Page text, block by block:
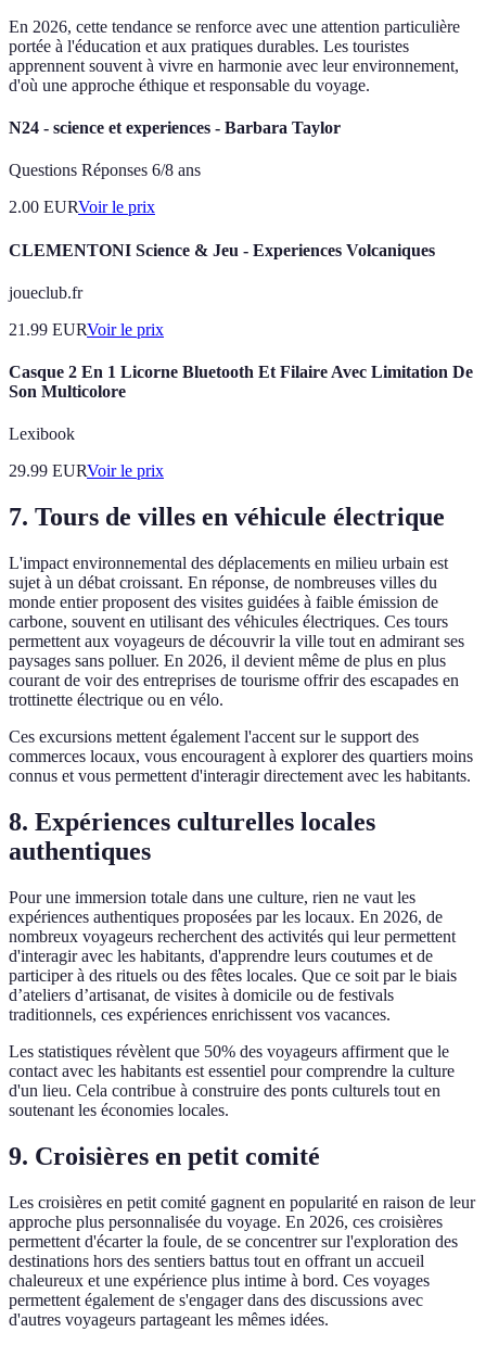
En 2026, cette tendance se renforce avec une attention particulière
portée à l'éducation et aux pratiques durables. Les touristes
apprennent souvent à vivre en harmonie avec leur environnement,
d'où une approche éthique et responsable du voyage.
N24 - science et experiences - Barbara Taylor
Questions Réponses 6/8 ans
2.00 EURVoir le prix
CLEMENTONI Science & Jeu - Experiences Volcaniques
joueclub.fr
21.99 EURVoir le prix
Casque 2 En 1 Licorne Bluetooth Et Filaire Avec Limitation De
Son Multicolore
Lexibook
29.99 EURVoir le prix
7. Tours de villes en véhicule électrique
L'impact environnemental des déplacements en milieu urbain est
sujet à un débat croissant. En réponse, de nombreuses villes du
monde entier proposent des visites guidées à faible émission de
carbone, souvent en utilisant des véhicules électriques. Ces tours
permettent aux voyageurs de découvrir la ville tout en admirant ses
paysages sans polluer. En 2026, il devient même de plus en plus
courant de voir des entreprises de tourisme offrir des escapades en
trottinette électrique ou en vélo.
Ces excursions mettent également l'accent sur le support des
commerces locaux, vous encouragent à explorer des quartiers moins
connus et vous permettent d'interagir directement avec les habitants.
8. Expériences culturelles locales
authentiques
Pour une immersion totale dans une culture, rien ne vaut les
expériences authentiques proposées par les locaux. En 2026, de
nombreux voyageurs recherchent des activités qui leur permettent
d'interagir avec les habitants, d'apprendre leurs coutumes et de
participer à des rituels ou des fêtes locales. Que ce soit par le biais
d’ateliers d’artisanat, de visites à domicile ou de festivals
traditionnels, ces expériences enrichissent vos vacances.
Les statistiques révèlent que 50% des voyageurs affirment que le
contact avec les habitants est essentiel pour comprendre la culture
d'un lieu. Cela contribue à construire des ponts culturels tout en
soutenant les économies locales.
9. Croisières en petit comité
Les croisières en petit comité gagnent en popularité en raison de leur
approche plus personnalisée du voyage. En 2026, ces croisières
permettent d'écarter la foule, de se concentrer sur l'exploration des
destinations hors des sentiers battus tout en offrant un accueil
chaleureux et une expérience plus intime à bord. Ces voyages
permettent également de s'engager dans des discussions avec
d'autres voyageurs partageant les mêmes idées.